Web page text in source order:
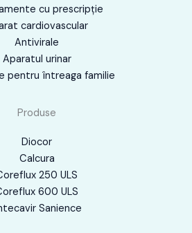
cu prescripţie
cardiovascular
Antivirale
Aparatul urinar
pentru întreaga familie
Produse
Diocor
Calcura
250 ULS
600 ULS
Sanience